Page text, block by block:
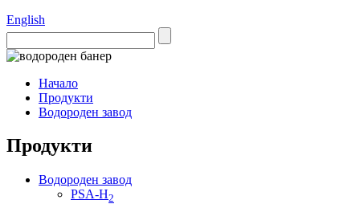
English
Начало
Продукти
Водороден завод
Продукти
Водороден завод
PSA-H2